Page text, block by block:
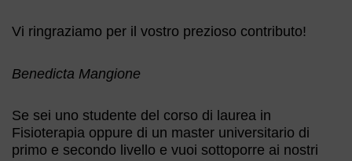
Vi ringraziamo per il vostro prezioso contributo!
Benedicta Mangione
Se sei uno studente del corso di laurea in
Fisioterapia oppure di un master universitario di
primo e secondo livello e vuoi sottoporre ai nostri